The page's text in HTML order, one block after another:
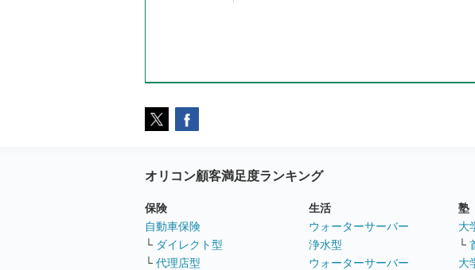
オリコン顧客満足度ランキング
保険
自動車保険
└ ダイレクト型
└ 代理店型
生活
ウォーターサーバー
浄水型
ウォーターサーバー
塾
大
└
大